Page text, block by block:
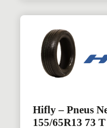
Hifly – Pneus
155/65R13 73